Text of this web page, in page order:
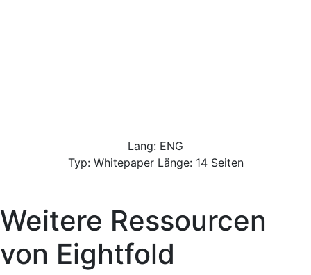
Lang: ENG
Typ: Whitepaper Länge: 14 Seiten
Weitere Ressourcen
von Eightfold